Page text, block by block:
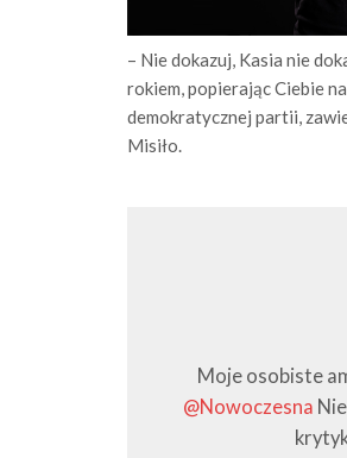
– Nie dokazuj, Kasia nie
rokiem, popierając Ciebie
demokratycznej partii,
Misiło.
Moje osobiste
@Nowoczesna